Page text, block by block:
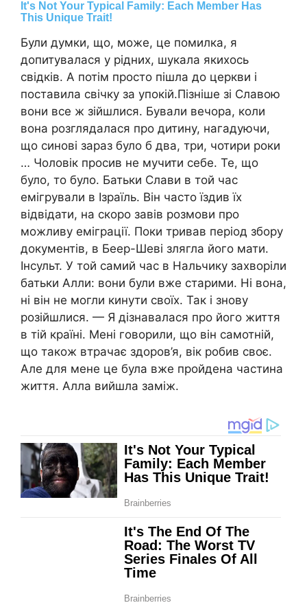
Були думки, що, може, це помилка, я
допитувалася у рідних, шукала якихось
свідків. А потім просто пішла до церкви і
поставила свічку за упокій.Пізніше зі Славою
вони все ж зійшлися. Бували вечора, коли
вона розглядалася про дитину, нагадуючи,
що синові зараз було б два, три, чотири роки
… Чоловік просив не мучити себе. Те, що
було, то було. Батьки Слави в той час
емігрували в Ізраїль. Він часто їздив їх
відвідати, на скоро завів розмови про
можливу еміграції. Поки тривав період збору
документів, в Беер-Шеві злягла його мати.
Інсульт. У той самий час в Нальчику захворіли
батьки Алли: вони були вже старими. Ні вона,
ні він не могли кинути своїх. Так і знову
розійшлися. — Я дізнавалася про його життя
в тій країні. Мені говорили, що він самотній,
що також втрачає здоров’я, вік робив своє.
Але для мене це була вже пройдена частина
життя. Алла вийшла заміж.